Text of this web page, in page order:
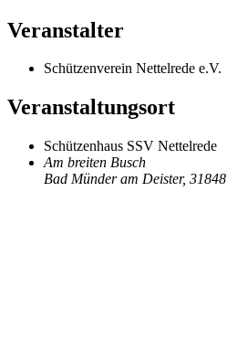
Veranstalter
Schützenverein Nettelrede e.V.
Veranstaltungsort
Schützenhaus SSV Nettelrede
Am breiten Busch
Bad Münder am Deister, 31848